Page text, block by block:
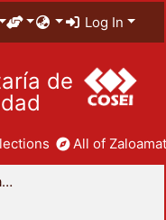
Log In
de
All of
División de Ciencias Sociales y Humanidades